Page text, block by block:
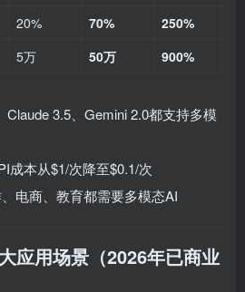
20% 70%
250%
5万 50万 900%
Claude 3.5、Gemini 2.0都支持多模
成本从$1/次降至$0.1/次
、电商、教育都需要多模态AI
应用场景（2026年已商业